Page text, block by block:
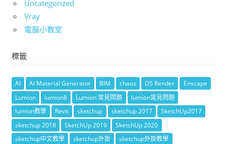
Uncategorized
Vray
電腦小教室
標籤
AI AI Material Generator BIM chaos D5 Render
Enscape
Lumion
lumion8 Lumion 常見問題
lumion常見問題
lumion教學
Revit sketchup sketchup 2017
SketchUp2017
sketchup 2018
SketchUp 2019
SketchUp 2020
sketchup中文教學
sketchup外掛
sketchup外掛教學